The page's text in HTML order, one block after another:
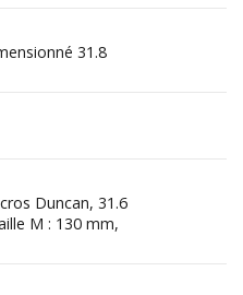
31.8
Duncan, 31.6
M : 130 mm,